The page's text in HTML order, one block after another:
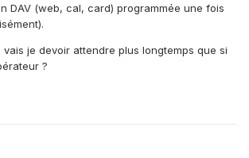
DAV (web, cal, card) programmée une fois
vais je devoir attendre plus longtemps que si
?